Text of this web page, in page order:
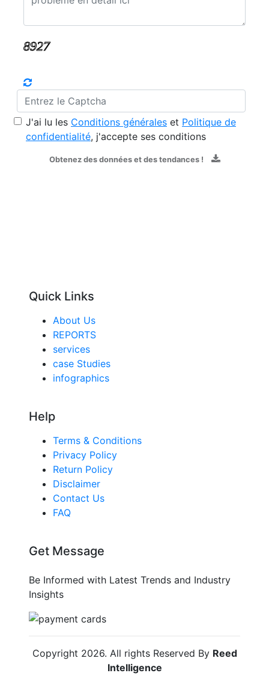
J'ai lu les Conditions générales et Politique de
confidentialité, j'accepte ses conditions
Obtenez des données et des tendances !
Quick Links
About Us
REPORTS
services
case Studies
infographics
Help
Terms & Conditions
Privacy Policy
Return Policy
Disclaimer
Contact Us
FAQ
Get Message
Be Informed with Latest Trends and Industry
Insights
Copyright 2026. All rights Reserved By Reed
Intelligence